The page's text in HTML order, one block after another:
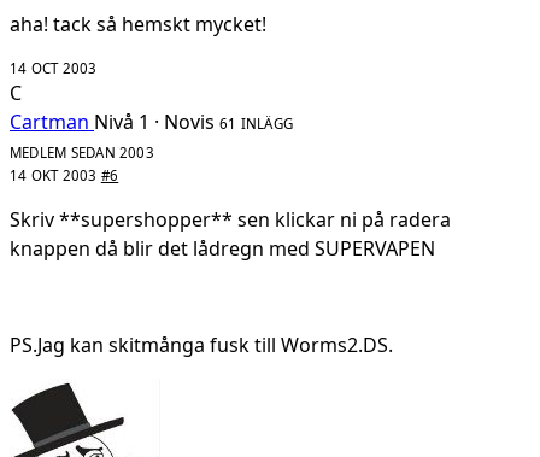
aha! tack så hemskt mycket!
14 OCT 2003
C
Cartman Nivå 1 · Novis 61 INLÄGG
MEDLEM SEDAN 2003
14 OKT 2003 #6
Skriv **supershopper** sen klickar ni på radera
knappen då blir det lådregn med SUPERVAPEN
PS.Jag kan skitmånga fusk till Worms2.DS.